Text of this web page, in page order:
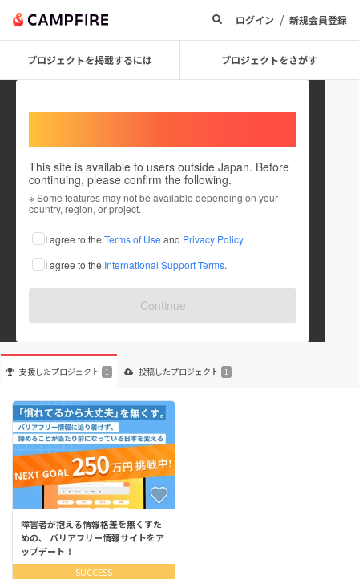
ログイン / 新規会員登録
プロジェクトを掲載するには プロジェクトをさがす
This site is available to users outside Japan. Before
continuing, please confirm the following.
※ Some features may not be available depending on your
country, region, or project.
I agree to the Terms of Use and Privacy Policy.
I agree to the International Support Terms.
Continue
AonC
これまでに1回支援して1件のプロジェクトを投稿しています
在住国：日本 現在地：東京都
出身国：日本 出身地：東京都
支援したプロジェクト 1 投稿したプロジェクト 1
障害者が抱える情報格差を無くすた
めの、 バリアフリー情報サイトをア
ップデート！
SUCCESS